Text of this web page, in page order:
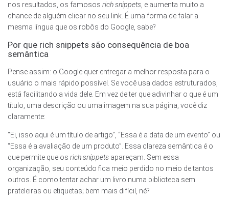
nos resultados, os famosos rich snippets, e aumenta muito a
chance de alguém clicar no seu link. É uma forma de falar a
mesma língua que os robôs do Google, sabe?
Por que rich snippets são consequência de boa
semântica
Pense assim: o Google quer entregar a melhor resposta para o
usuário o mais rápido possível. Se você usa dados estruturados,
está facilitando a vida dele. Em vez de ter que adivinhar o que é um
título, uma descrição ou uma imagem na sua página, você diz
claramente:
“Ei, isso aqui é um título de artigo”, “Essa é a data de um evento” ou
“Essa é a avaliação de um produto”. Essa clareza semântica é o
que permite que os rich snippets apareçam. Sem essa
organização, seu conteúdo fica meio perdido no meio de tantos
outros. É como tentar achar um livro numa biblioteca sem
prateleiras ou etiquetas; bem mais difícil, né?